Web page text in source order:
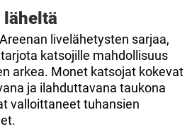
läheltä
livelähetysten sarjaa,
katsojille mahdollisuus
arkea. Monet katsojat kokevat
ja ilahduttavana taukona
valloittaneet tuhansien